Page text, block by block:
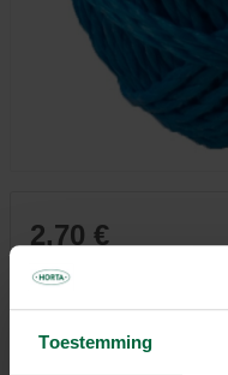
Toestemming
2,70 €
Tous les magasins